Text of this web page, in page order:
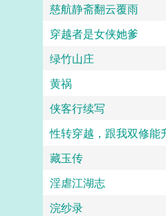
慈航静斋翻云覆雨
穿越者是女侠她爹
绿竹山庄
黄祸
侠客行续写
性转穿越，跟我双修能
藏玉传
淫虐江湖志
浣纱录